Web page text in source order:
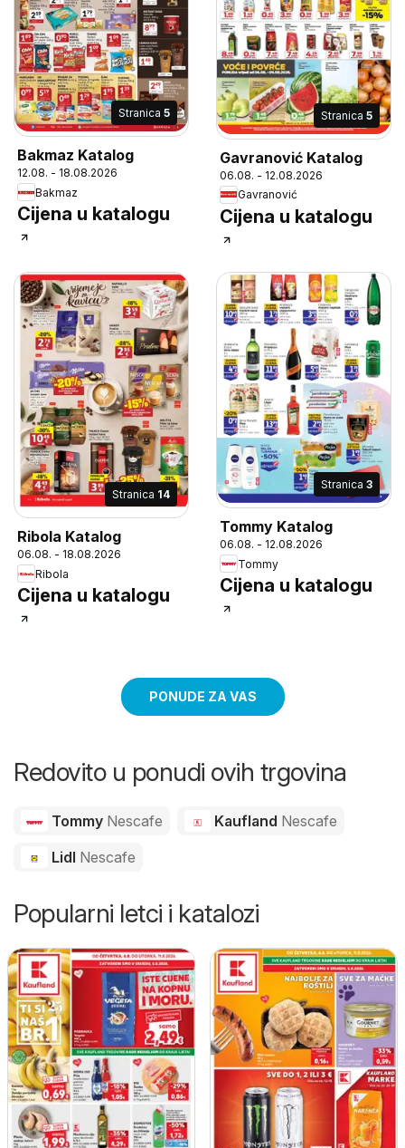
Stranica 5
Bakmaz Katalog
12.08. - 18.08.2026
Bakmaz
Cijena u katalogu
Stranica 5
Gavranović Katalog
06.08. - 12.08.2026
Gavranović
Cijena u katalogu
Stranica 14
Ribola Katalog
06.08. - 18.08.2026
Ribola
Cijena u katalogu
Stranica 3
Tommy Katalog
06.08. - 12.08.2026
Tommy
Cijena u katalogu
PONUDE ZA VAS
Redovito u ponudi ovih trgovina
Tommy Nescafe Kaufland Nescafe
Lidl Nescafe
Popularni letci i katalozi